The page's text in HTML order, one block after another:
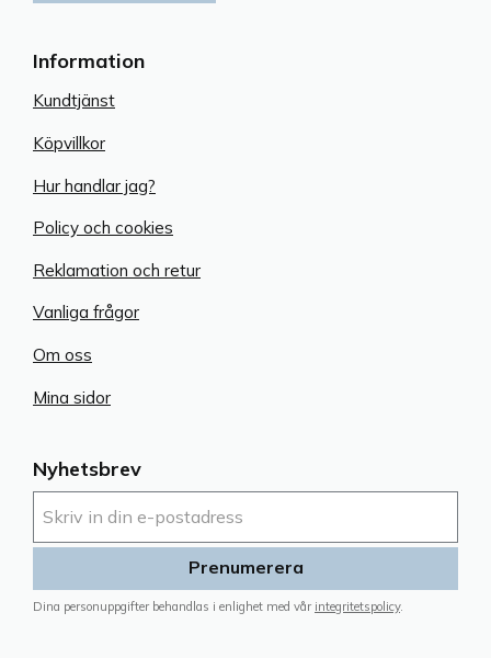
Nyhetsbrev
Prenumerera
Dina personuppgifter behandlas i enlighet med vår integritetspolicy.
Information
Kundtjänst
Köpvillkor
Hur handlar jag?
Policy och cookies
Reklamation och retur
Vanliga frågor
Om oss
Mina sidor